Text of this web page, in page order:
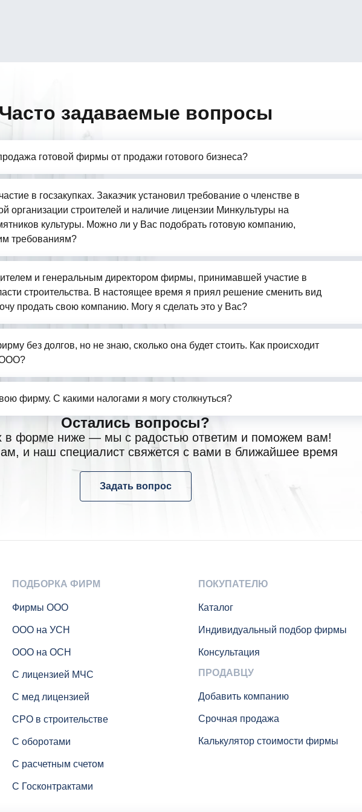
задаваемые вопросы
готовой фирмы от продажи готового бизнеса?
в госзакупках. Заказчик установил требование о членстве в
организации строителей и наличие лицензии Минкультуры на
культуры. Можно ли у Вас подобрать готовую компанию,
требованиям?
и генеральным директором фирмы, принимавшей участие в
строительства. В настоящее время я приял решение сменить вид
продать свою компанию. Могу я сделать это у Вас?
без долгов, но не знаю, сколько она будет стоить. Как происходит
ООО?
фирму. С какими налогами я могу столкнуться?
Остались вопросы?
в форме ниже — мы с радостью ответим и поможем вам!
и наш специалист свяжется с вами в ближайшее время
Задать вопрос
ПОДБОРКА ФИРМ
Фирмы ООО
ООО на УСН
ООО на ОСН
С лицензией МЧС
С мед лицензией
СРО в строительстве
С оборотами
С расчетным счетом
С Госконтрактами
ПОКУПАТЕЛЮ
Каталог
Индивидуальный подбор фирмы
Консультация
ПРОДАВЦУ
Добавить компанию
Срочная продажа
Калькулятор стоимости фирмы